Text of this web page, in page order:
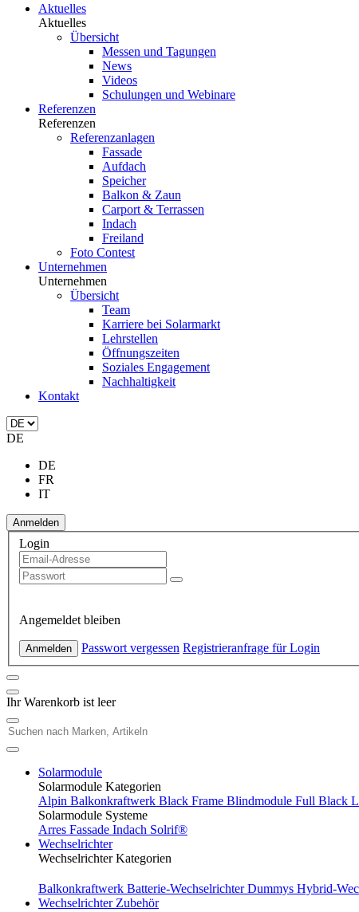
Aktuelles
Aktuelles
Übersicht
Messen und Tagungen
News
Videos
Schulungen und Webinare
Referenzen
Referenzen
Referenzanlagen
Fassade
Aufdach
Speicher
Balkon & Zaun
Carport & Terrassen
Indach
Freiland
Foto Contest
Unternehmen
Unternehmen
Übersicht
Team
Karriere bei Solarmarkt
Lehrstellen
Öffnungszeiten
Soziales Engagement
Nachhaltigkeit
Kontakt
DE
DE
FR
IT
Anmelden
Login
Angemeldet bleiben
Anmelden Passwort vergessen Registrieranfrage für Login
Ihr Warenkorb ist leer
Solarmodule
Solarmodule Kategorien
Alpin Balkonkraftwerk Black Frame Blindmodule Full Black
Solarmodule Systeme
Arres Fassade Indach Solrif®
Wechselrichter
Wechselrichter Kategorien
Balkonkraftwerk Batterie-WechselrichterDummys Hybrid-
Wechselrichter Zubehör